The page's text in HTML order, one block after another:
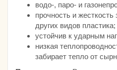
водо-, паро- и
прочность и
других видов пластика;
устойчив к ударным
низкая
забирает тепло от